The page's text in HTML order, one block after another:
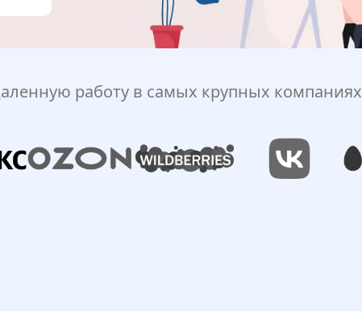
работу в самых крупных компаниях